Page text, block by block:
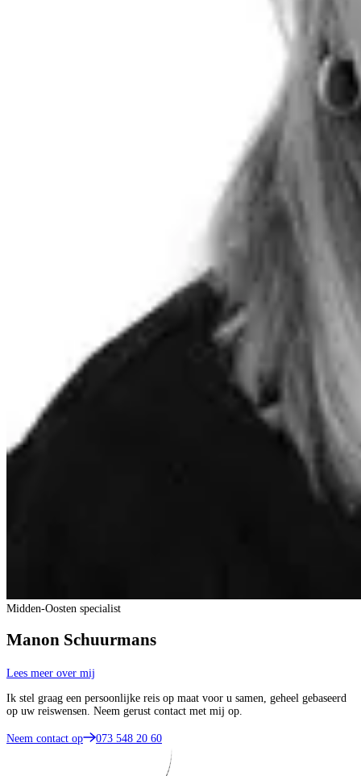
Midden-Oosten specialist
Manon Schuurmans
Lees meer over mij
Ik stel graag een persoonlijke reis op maat voor u samen, geheel gebaseerd
op uw reiswensen. Neem gerust contact met mij op.
Neem contact op 073 548 20 60